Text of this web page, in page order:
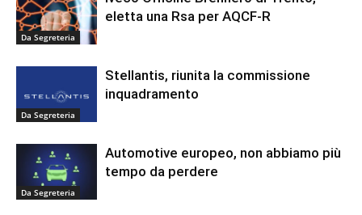
Da Segreteria
eletta una Rsa per AQCF-R
Da Segreteria
Stellantis, riunita la commissione
inquadramento
Da Segreteria
Automotive europeo, non abbiamo più
tempo da perdere